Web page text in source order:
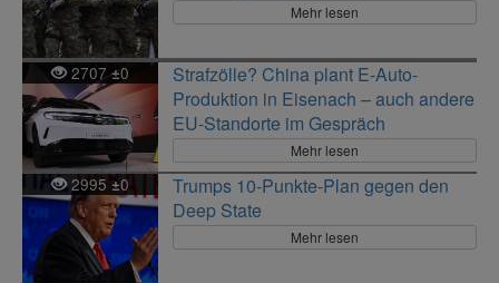
Mehr lesen
2707±0
Strafzölle? China plant E-Auto-
Produktion in Eisenach – auch andere
EU-Standorte im Gespräch
Mehr lesen
2995±0
Trumps 10-Punkte-Plan gegen den
Deep State
Mehr lesen